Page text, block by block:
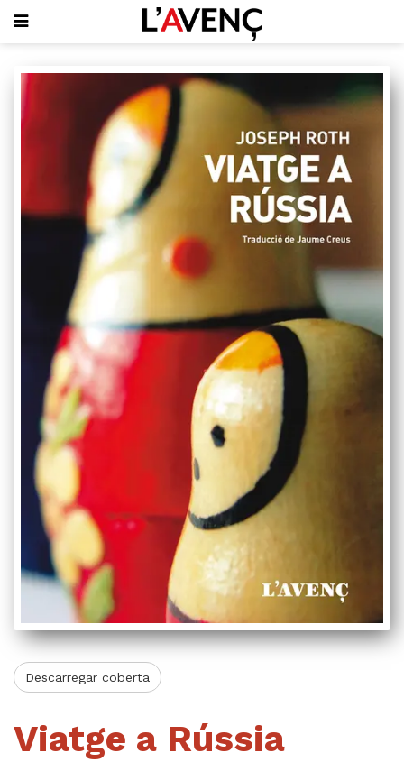
L'AVENÇ PAPER
PLECS D'HISTÒRIA LOCAL
PUBLICITAT
VIDEOTECA
Entrevistes
Actualitat
El llibre de la setmana
Mirador
Videoteca
Termes legals
SUBSCRIU-T'HI
Descarregar coberta
Viatge a Rússia